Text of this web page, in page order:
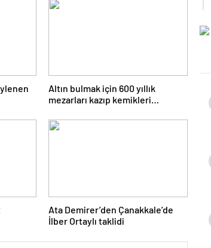
Altın bulmak için 600 yıllık
mezarları kazıp kemikleri
Ata Demirer’den Çanakkale’de
İlber Ortaylı taklidi